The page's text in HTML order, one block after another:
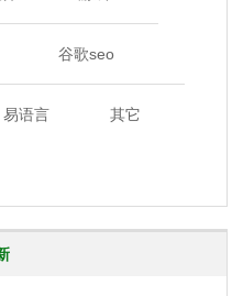
谷歌seo
易语言 其它